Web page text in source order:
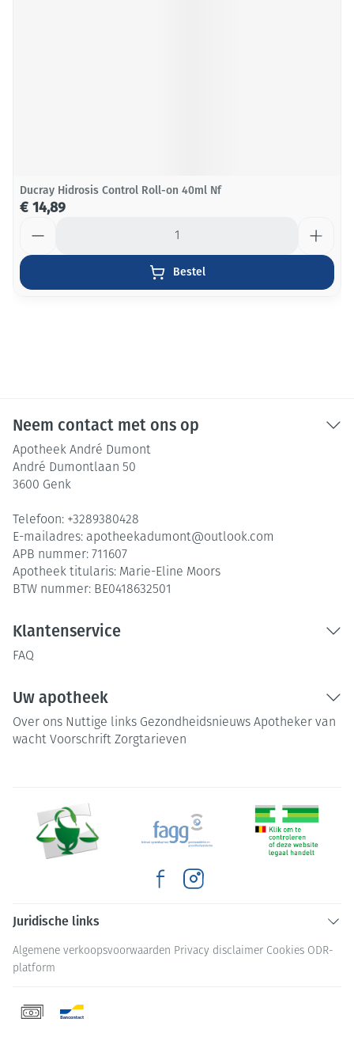
Ducray Hidrosis Control Roll-on 40ml Nf
€ 14,89
Bestel
Neem contact met ons op
Apotheek André Dumont
André Dumontlaan 50
3600 Genk
Telefoon: +3289380428
E-mailadres: apotheekadumont@outlook.com
APB nummer: 711607
Apotheek titularis: Marie-Eline Moors
BTW nummer: BE0418632501
Klantenservice
FAQ
Uw apotheek
Over ons Nuttige links Gezondheidsnieuws Apotheker van
wacht Voorschrift Zorgtarieven
Juridische links
Algemene verkoopsvoorwaarden Privacy disclaimer Cookies ODR-
platform